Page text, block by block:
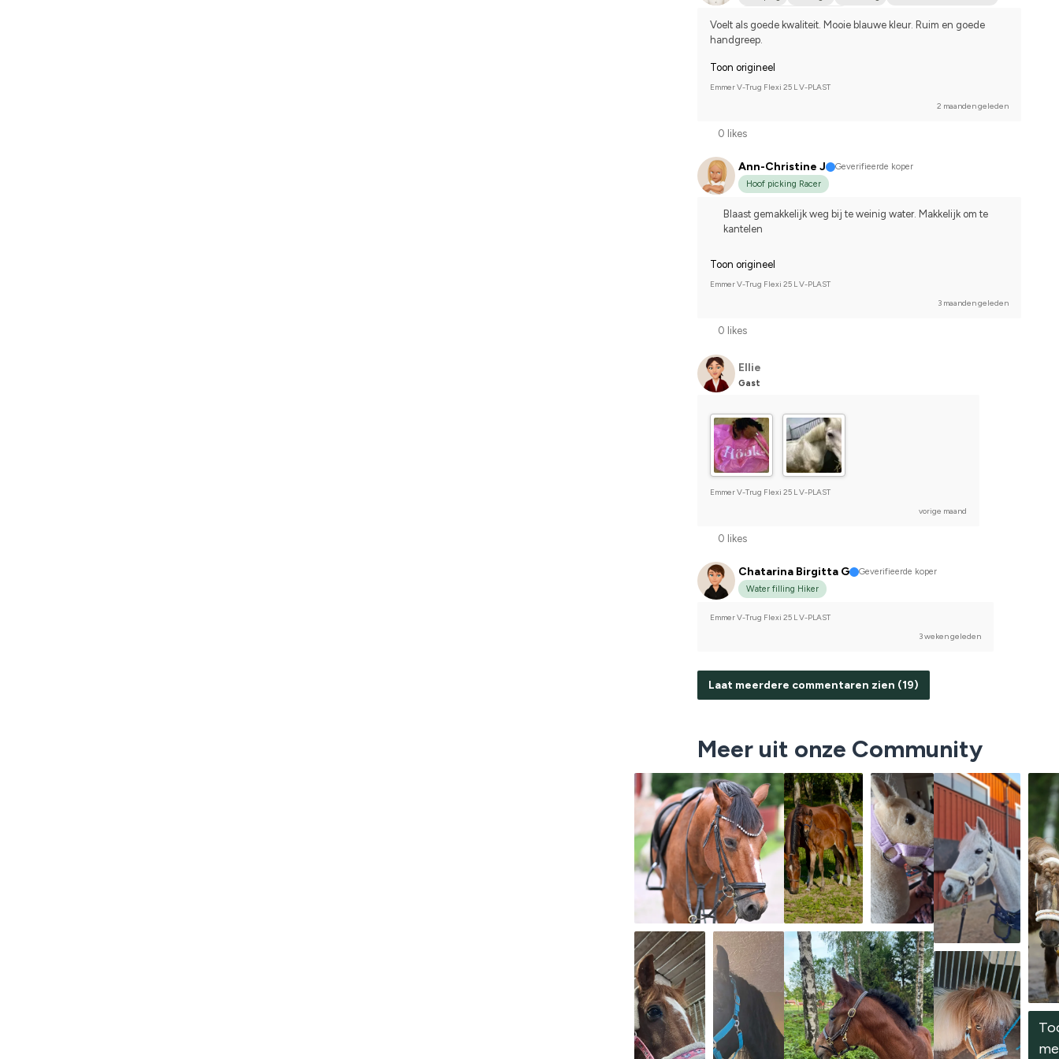
Voelt als goede kwaliteit. Mooie blauwe kleur. Ruim en goede
handgreep.
Toon origineel
Emmer V-Trug Flexi 25 L V-PLAST
2 maanden geleden
0 likes
Ann-Christine J
Geverifieerde koper
Hoof picking Racer
Blaast gemakkelijk weg bij te weinig water. Makkelijk om te
kantelen
Toon origineel
Emmer V-Trug Flexi 25 L V-PLAST
3 maanden geleden
0 likes
Ellie
Gast
Emmer V-Trug Flexi 25 L V-PLAST
vorige maand
0 likes
Chatarina Birgitta G
Geverifieerde koper
Water filling Hiker
Emmer V-Trug Flexi 25 L V-PLAST
3 weken geleden
Laat meerdere commentaren zien (19)
Meer uit onze Community